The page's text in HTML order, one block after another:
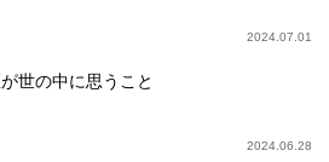
2024.07.01
世の中に思うこと
2024.06.28